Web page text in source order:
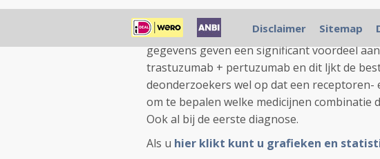
Chemotherapy (CT) + herceptin -
+ tzmb, OR = 2.29, 95% credibility interval =
gegevens geven een significant voordeel
trastuzumab + pertuzumab en dit ljkt de
deonderzoekers wel op dat een
om te bepalen welke medicijnen combinatie
Ook al bij de eerste diagnose.
Als u hier klikt kunt u grafieken en
Disclaimer Sitemap